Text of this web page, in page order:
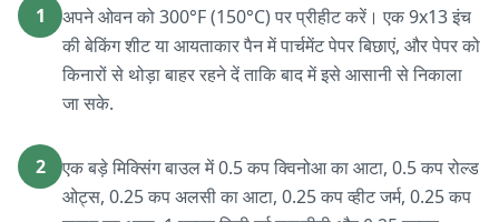
1
अपने ओवन को 300°F (150°C) पर प्रीहीट करें। एक 9x13 इंच
की बेकिंग शीट या आयताकार पैन में पार्चमेंट पेपर बिछाएं, और पेपर को
किनारों से थोड़ा बाहर रहने दें ताकि बाद में इसे आसानी से निकाला
जा सके.
2
एक बड़े मिक्सिंग बाउल में 0.5 कप क्विनोआ का आटा, 0.5 कप रोल्ड
ओट्स, 0.25 कप अलसी का आटा, 0.25 कप व्हीट जर्म, 0.25 कप